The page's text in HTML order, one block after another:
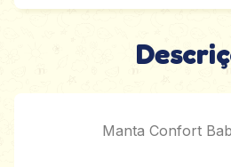
Manta Confort